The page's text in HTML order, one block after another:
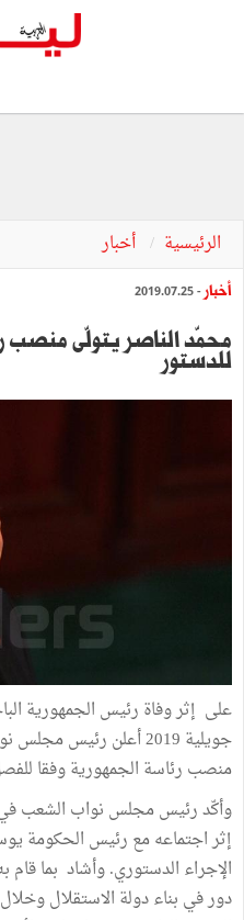
الرئيسية أخبار
أخبار - 2019.07.25
محمّد الناصر يتولّى منصب
للدستور
جويلية 2019 أعلن رئيس
منصب رئاسة الجمهورية وفقا للفصل 84 من
وأكّد رئيس مجلس نواب الشعب في
إثر اجتماعه مع رئيس الحكومة
الإجراء الدستوري. وأشاد بما قام
دور في بناء دولة الاستقلال